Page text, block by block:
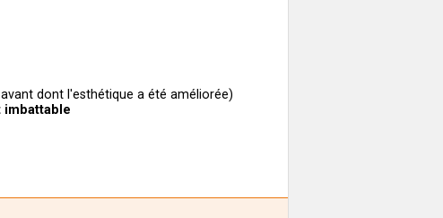
dont l'esthétique a été améliorée)
imbattable